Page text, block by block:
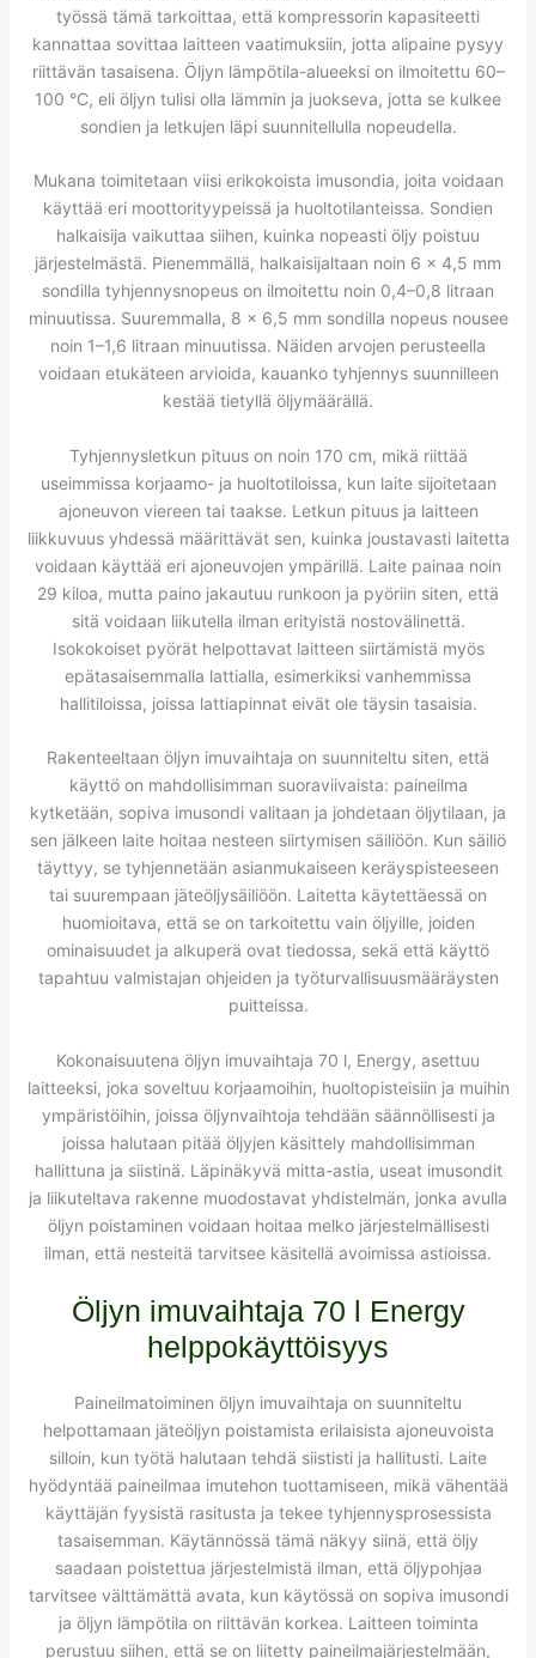
työssä tämä tarkoittaa, että kompressorin kapasiteetti
kannattaa sovittaa laitteen vaatimuksiin, jotta alipaine pysyy
riittävän tasaisena. Öljyn lämpötila-alueeksi on ilmoitettu 60–
100 °C, eli öljyn tulisi olla lämmin ja juokseva, jotta se kulkee
sondien ja letkujen läpi suunnitellulla nopeudella.
Mukana toimitetaan viisi erikokoista imusondia, joita voidaan
käyttää eri moottorityypeissä ja huoltotilanteissa. Sondien
halkaisija vaikuttaa siihen, kuinka nopeasti öljy poistuu
järjestelmästä. Pienemmällä, halkaisijaltaan noin 6 x 4,5 mm
sondilla tyhjennysnopeus on ilmoitettu noin 0,4–0,8 litraan
minuutissa. Suuremmalla, 8 x 6,5 mm sondilla nopeus nousee
noin 1–1,6 litraan minuutissa. Näiden arvojen perusteella
voidaan etukäteen arvioida, kauanko tyhjennys suunnilleen
kestää tietyllä öljymäärällä.
Tyhjennysletkun pituus on noin 170 cm, mikä riittää
useimmissa korjaamo- ja huoltotiloissa, kun laite sijoitetaan
ajoneuvon viereen tai taakse. Letkun pituus ja laitteen
liikkuvuus yhdessä määrittävät sen, kuinka joustavasti laitetta
voidaan käyttää eri ajoneuvojen ympärillä. Laite painaa noin
29 kiloa, mutta paino jakautuu runkoon ja pyöriin siten, että
sitä voidaan liikutella ilman erityistä nostovälinettä.
Isokokoiset pyörät helpottavat laitteen siirtämistä myös
epätasaisemmalla lattialla, esimerkiksi vanhemmissa
hallitiloissa, joissa lattiapinnat eivät ole täysin tasaisia.
Rakenteeltaan öljyn imuvaihtaja on suunniteltu siten, että
käyttö on mahdollisimman suoraviivaista: paineilma
kytketään, sopiva imusondi valitaan ja johdetaan öljytilaan, ja
sen jälkeen laite hoitaa nesteen siirtymisen säiliöön. Kun säiliö
täyttyy, se tyhjennetään asianmukaiseen keräyspisteeseen
tai suurempaan jäteöljysäiliöön. Laitetta käytettäessä on
huomioitava, että se on tarkoitettu vain öljyille, joiden
ominaisuudet ja alkuperä ovat tiedossa, sekä että käyttö
tapahtuu valmistajan ohjeiden ja työturvallisuusmääräysten
puitteissa.
Kokonaisuutena öljyn imuvaihtaja 70 l, Energy, asettuu
laitteeksi, joka soveltuu korjaamoihin, huoltopisteisiin ja muihin
ympäristöihin, joissa öljynvaihtoja tehdään säännöllisesti ja
joissa halutaan pitää öljyjen käsittely mahdollisimman
hallittuna ja siistinä. Läpinäkyvä mitta-astia, useat imusondit
ja liikuteltava rakenne muodostavat yhdistelmän, jonka avulla
öljyn poistaminen voidaan hoitaa melko järjestelmällisesti
ilman, että nesteitä tarvitsee käsitellä avoimissa astioissa.
Öljyn imuvaihtaja 70 l Energy
helppokäyttöisyys
Paineilmatoiminen öljyn imuvaihtaja on suunniteltu
helpottamaan jäteöljyn poistamista erilaisista ajoneuvoista
silloin, kun työtä halutaan tehdä siististi ja hallitusti. Laite
hyödyntää paineilmaa imutehon tuottamiseen, mikä vähentää
käyttäjän fyysistä rasitusta ja tekee tyhjennysprosessista
tasaisemman. Käytännössä tämä näkyy siinä, että öljy
saadaan poistettua järjestelmistä ilman, että öljypohjaa
tarvitsee välttämättä avata, kun käytössä on sopiva imusondi
ja öljyn lämpötila on riittävän korkea. Laitteen toiminta
perustuu siihen, että se on liitetty paineilmajärjestelmään,